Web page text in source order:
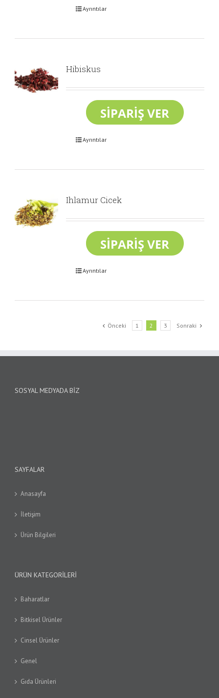
Ayrıntılar
Hibiskus
Ayrıntılar
Ihlamur Cicek
Ayrıntılar
Önceki 1 2 3 Sonraki
SOSYAL MEDYADA BIZ
SAYFALAR
Anasayfa
İletişim
Ürün Bilgileri
ÜRÜN KATEGORILERI
Baharatlar
Bitkisel Ürünler
Cinsel Ürünler
Genel
Gıda Ürünleri